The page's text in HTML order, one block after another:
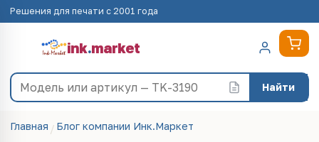
Решения для печати с 2001 года
ink.market
Найти
Главная Блог компании Инк.Маркет